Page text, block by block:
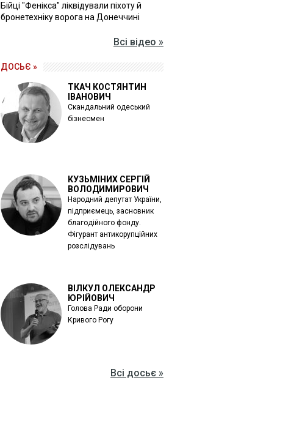
Бійці "Фенікса" ліквідували піхоту й
бронетехніку ворога на Донеччині
Всі відео »
ДОСЬЄ »
ТКАЧ КОСТЯНТИН
ІВАНОВИЧ
Скандальний одеський
бізнесмен
КУЗЬМІНИХ СЕРГІЙ
ВОЛОДИМИРОВИЧ
Народний депутат України,
підприємець, засновник
благодійного фонду.
Фігурант антикорупційних
розслідувань
ВІЛКУЛ ОЛЕКСАНДР
ЮРІЙОВИЧ
Голова Ради оборони
Кривого Рогу
Всі досьє »